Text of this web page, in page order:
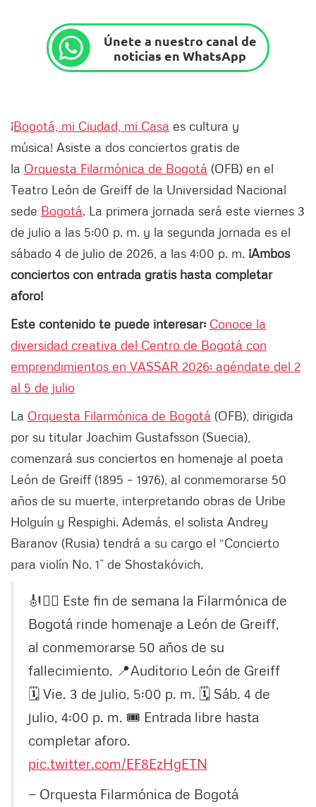
Únete a nuestro canal de
noticias en WhatsApp
¡Bogotá, mi Ciudad, mi Casa es cultura y
música! Asiste a dos conciertos gratis de
la Orquesta Filarmónica de Bogotá (OFB) en el
Teatro León de Greiff de la Universidad Nacional
sede Bogotá. La primera jornada será este viernes 3
de julio a las 5:00 p. m. y la segunda jornada es el
sábado 4 de julio de 2026, a las 4:00 p. m. ¡Ambos
conciertos con entrada gratis hasta completar
aforo!
Este contenido te puede interesar: Conoce la
diversidad creativa del Centro de Bogotá con
emprendimientos en VASSAR 2026: agéndate del 2
al 5 de julio
La Orquesta Filarmónica de Bogotá (OFB), dirigida
por su titular Joachim Gustafsson (Suecia),
comenzará sus conciertos en homenaje al poeta
León de Greiff (1895 – 1976), al conmemorarse 50
años de su muerte, interpretando obras de Uribe
Holguín y Respighi. Además, el solista Andrey
Baranov (Rusia) tendrá a su cargo el “Concierto
para violín No. 1” de Shostakóvich.
🎻✍🏽 Este fin de semana la Filarmónica de
Bogotá rinde homenaje a León de Greiff,
al conmemorarse 50 años de su
fallecimiento. 📍Auditorio León de Greiff
🗓️ Vie. 3 de julio, 5:00 p. m. 🗓️ Sáb. 4 de
julio, 4:00 p. m. 🎟️ Entrada libre hasta
completar aforo.
pic.twitter.com/EF8EzHgETN
— Orquesta Filarmónica de Bogotá